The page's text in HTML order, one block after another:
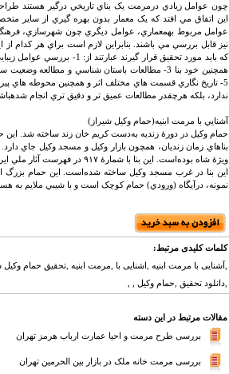
چون عوامل زيادي درمرمت يک بناي تاريخي درگير هستند
اين اتفاق مي افتد که يک معمار بدون بهره گيري از ساير
عوامل مربوط بهمعماري، عوامل ديگري چون شهرسازي،
نيز قابل بررسي مي باشند. بنابراين لازم است براي هر کدام
5- تاريخ نگاري قسمت هاي مختلف اثر و همچنين محوطه هاي
ندارد، بلکه هرچقدر مطالعات عميق تر و دقيق تري انجام
آشنايي با مرمت ابنيه(حمام وکيل شيراز)
حمام وکيل در دورهٔ زنديه به‌دست کريم خان زند ساخته شد. اين
بناهاي زمان زنديان، همچون بازار وکيل و مسجد وکيل جاي
ويژهٔ شاه بوده‌است. اين بنا با شمارهٔ ۹۱۷ در فهرست آثار ملي ايران ثبت و نگاشته شده‌است.
اين بنا در غرب مسجد وکيل ساخته شده‌است. اين حمام بزرگ
نمونه، درآيگاه (ورودي) حمام کوچک است و با شيبي ملايم به
کلمات کلیدی مرتبط:
,آشنایی با مرمت ابنیه ,اشنایی با ,مرمت ابنیه ,تحقیق حمام
,دانلود تحقیق ,حمام وکیل , ,
مقالات مرتبط در این دسته
بررسی طرح مرمت و احیا عمارت ارباب هرمز تهران
بررسی مرمت خانه ملک در بازار بین الحرمین تهران